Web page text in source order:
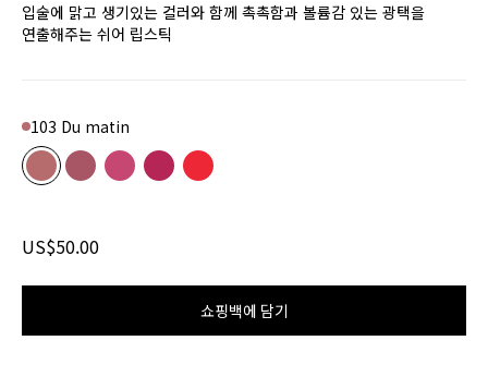
입술에 맑고 생기있는 컬러와 함께 촉촉함과 볼륨감 있는 광택을
연출해주는 쉬어 립스틱
Color
103 Du matin
103 Du matin
Product variant in stock
104 Mon chéri
Product variant in stock
206 Sorbet Doux
Product variant in stock
207 Rose fleurie
Product variant in stock
304 Étoffe de fleurs
Product variant in stock
US$50.00
쇼핑백에 담기